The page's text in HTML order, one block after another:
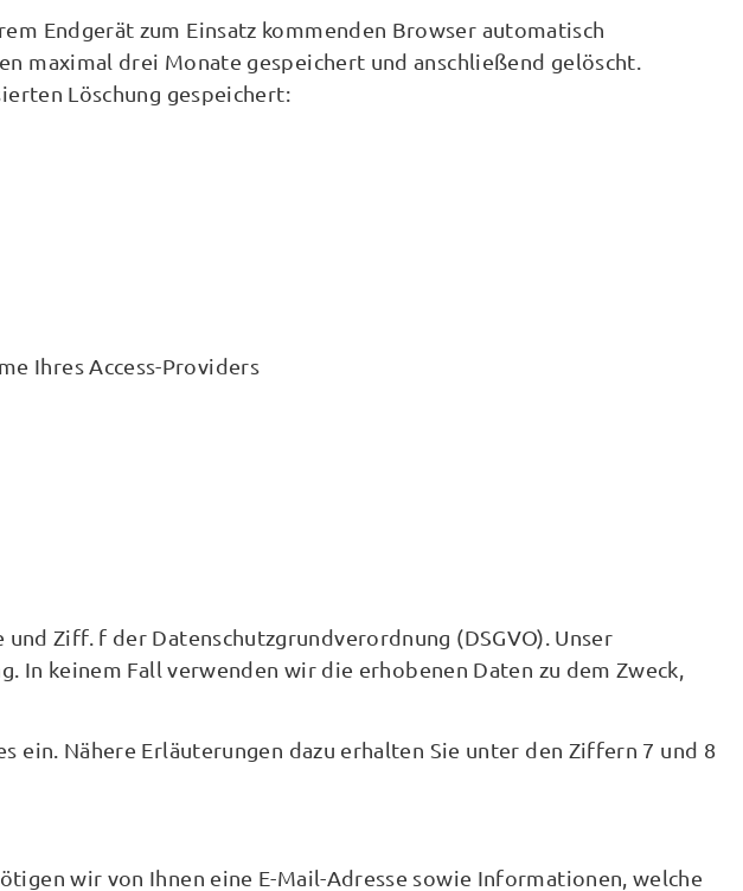
Endgerät zum Einsatz kommenden Browser automatisch
maximal drei Monate gespeichert und anschließend gelöscht.
Löschung gespeichert:
Ihres Access-Providers
Ziff. f der Datenschutzgrundverordnung (DSGVO). Unser
keinem Fall verwenden wir die erhobenen Daten zu dem Zweck,
ein. Nähere Erläuterungen dazu erhalten Sie unter den Ziffern 7 und 8
wir von Ihnen eine E-Mail-Adresse sowie Informationen, welche